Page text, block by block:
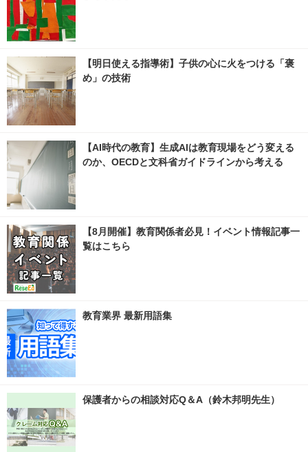
【明日使える指導術】子供の心に火をつける「褒
め」の技術
【AI時代の教育】生成AIは教育現場をどう変える
のか、OECDと文科省ガイドラインから考える
【8月開催】教育関係者必見！イベント情報記事一
覧はこちら
教育業界 最新用語集
保護者からの相談対応Q＆A（鈴木邦明先生）